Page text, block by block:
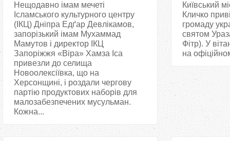
Нещодавно імам мечеті
Ісламського культурного центру
(ІКЦ) Дніпра Едґар Девлікамов,
запорізький імам Мухаммад
Мамутов і директор ІКЦ
Запоріжжя «Віра» Хамза Іса
привезли до селища
Новоолексіївка, що на
Херсонщині, і роздали чергову
партію продуктових наборів для
малозабезпечених мусульман.
Кожна...
Київський
Кличко
громаду
святом
Фітр). У
на